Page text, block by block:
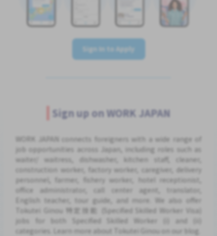
Sign In to Apply
Sign up on WORK JAPAN
WORK JAPAN connects foreigners with a wide range of
job opportunities across Japan, including roles such as
waiter/ waitress, dishwasher, kitchen staff, cleaner,
construction worker, factory worker, caregiver, delivery
personnel, farmer, fishery worker, hotel receptionist,
office administrator, call center agent, translator,
English teacher, tour guide, and more. We also offer
Tokutei Ginou 特定技能 (Specified Skilled Worker Visa)
jobs for both Specified Skilled Worker (i) and (ii)
categories. Learn more about Tokutei Ginou on our blog.